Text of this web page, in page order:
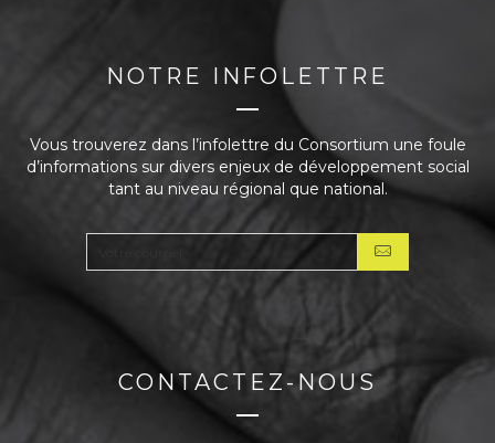
NOTRE INFOLETTRE
Vous trouverez dans l’infolettre du Consortium une foule
d’informations sur divers enjeux de développement social
tant au niveau régional que national.
CONTACTEZ-NOUS